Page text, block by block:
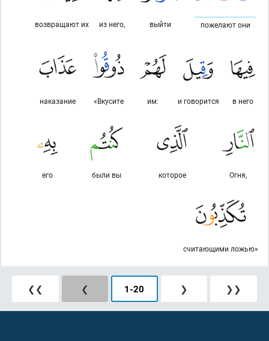
пожелают они
выйти
из него,
возвращают их
в него
и говорится
им:
«Вкусите
наказание
Огня,
которое
были вы
его
считающими ложью»
❮❮ ❮ 1-20 ❯ ❯❯